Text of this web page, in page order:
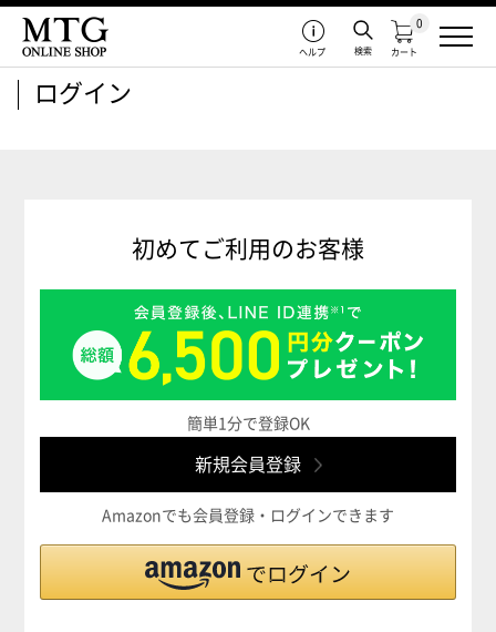
カート
0
検索
ヘルプ
ログイン
初めてご利用のお客様
簡単1分で登録OK
Amazonでも会員登録・ログインできます